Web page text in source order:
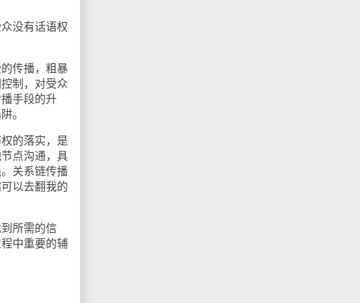
没有话语权
传播，粗暴
制，对受众
手段的升
。
的落实，是
点沟通，具
关系链传播
以去翻我的
所需的信
中重要的辅